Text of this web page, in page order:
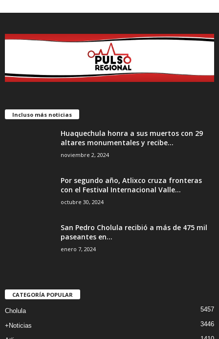
Incluso más noticias
Huaquechula honra a sus muertos con 29
altares monumentales y recibe...
noviembre 2, 2024
Por segundo año, Atlixco cruza fronteras
con el Festival Internacional Valle...
octubre 30, 2024
San Pedro Cholula recibió a más de 475 mil
paseantes en...
enero 7, 2024
CATEGORÍA POPULAR
Cholula 5457
+Noticias 3446